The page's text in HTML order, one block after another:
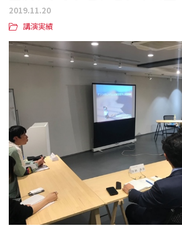
2019.11.20
講演実績